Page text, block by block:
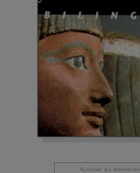
Ajouter au mémento